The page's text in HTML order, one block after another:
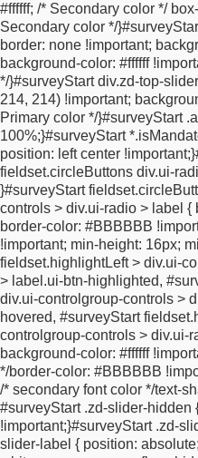
#ffffff; /* Secondary color */
Secondary color */}
border: none !important;
background-color: #ffffff
*/}#surveyStart div.zd-top-
214, 214) !important;
Primary color */}#surveyStart
100%;}#surveyStart
position: left center !important;}
fieldset.circleButtons div.ui-
}#surveyStart
controls > div.ui-radio > label {
border-color: #BBBBBB
!important; min-height: 16px;
fieldset.highlightLeft > div.ui-
> label.ui-btn-highlighted,
div.ui-controlgroup-controls >
hovered, #surveyStart
controlgroup-controls > div.ui-
background-color: #ffffff
*/border-color: #BBBBBB
/* secondary font color */text-
#surveyStart .zd-slider-hidden
!important;}#surveyStart .zd-
slider-label { position: absolute;
.ui-input-text:first-child input {
!important;} #surveyStart
text:nth-child(2) input,
.ui-input-text:nth-child(2) input,
#fieldBlockofficePhoneinput
input,#surveyStart
text:nth-child(2) input {min-
!important;}
red;}
#00C900;}
#FF7C7C;}.intl-tel-input {
99999999 !important;} .input-lg
line-height: 1.3333333;
version of your RAW CSS*/
url("https://
{padding: 0; outline: 0;list-
message {color: red;font-
15px;} #survey_body
.questionText,#survey_body
transparent;border: 1px
checkbox-on:after {
.ui-checkbox-on:after {
!important;border-color:
transparent !important;text-